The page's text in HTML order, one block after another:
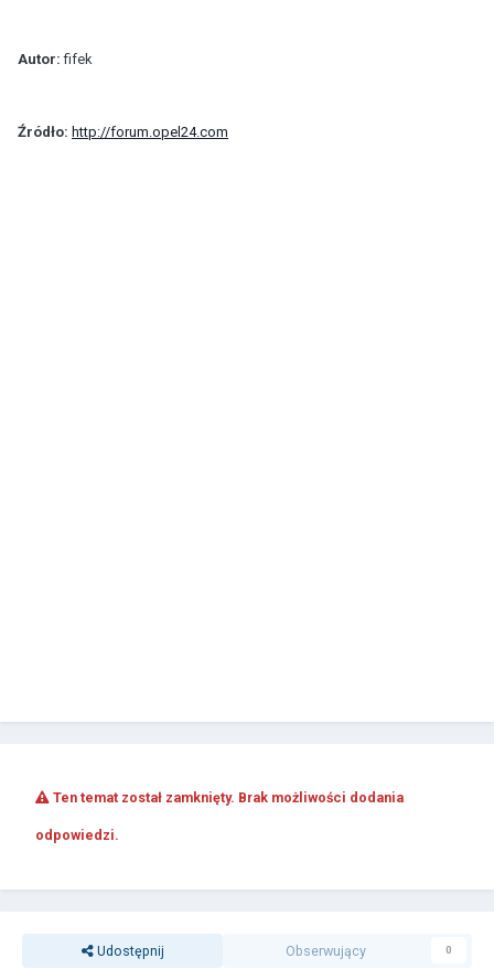
Autor: fifek
Źródło: http://forum.opel24.com
Ten temat został zamknięty. Brak możliwości dodania
odpowiedzi.
Udostępnij Obserwujący 0